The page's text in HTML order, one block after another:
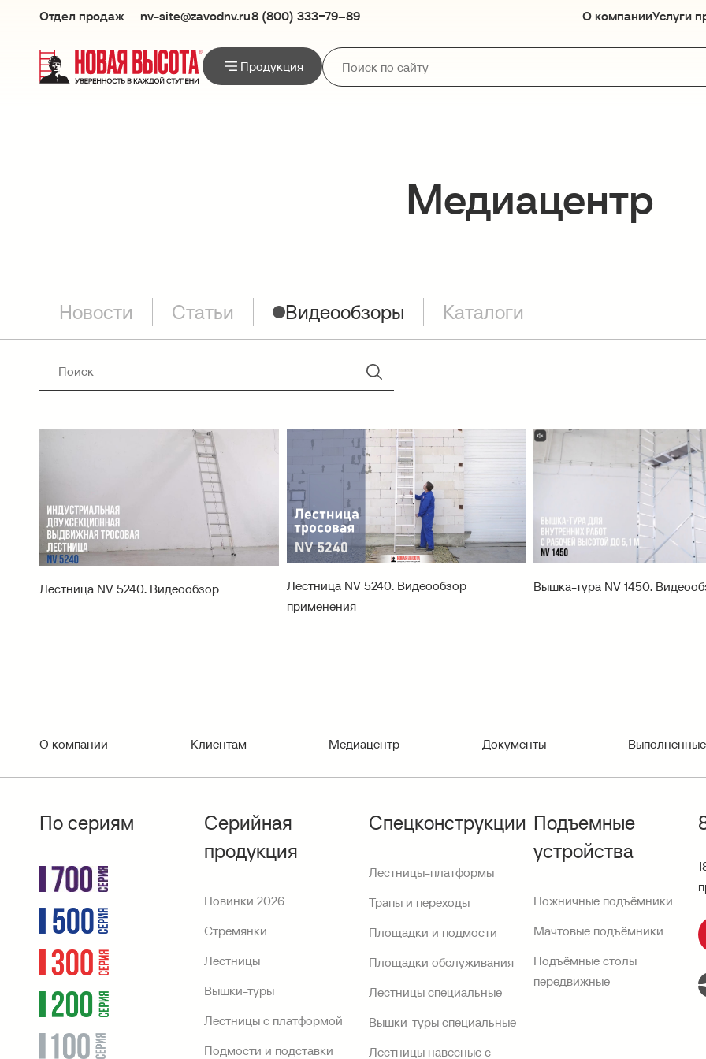
Отдел продаж nv-site@zavodnv.ru8 (800) 333−79–89 О компанииУслуги
Продукция
Медиацентр
Новости Статьи Видеообзоры Каталоги
Лестница NV 5240. Видеообзор
Лестница NV 5240. Видеообзор
применения
Вышка-тура NV 1450.
О компании Клиентам Медиацентр Документы
По сериям
Серийная
продукция
Новинки 2026
Стремянки
Лестницы
Вышки-туры
Лестницы с платформой
Подмости и подставки
Спецконструкции
Лестницы-платформы
Трапы и переходы
Площадки и подмости
Площадки обслуживания
Лестницы специальные
Вышки-туры специальные
Лестницы навесные с
Подъемные
устройства
Ножничные подъёмники
Мачтовые подъёмники
Подъёмные столы
передвижные